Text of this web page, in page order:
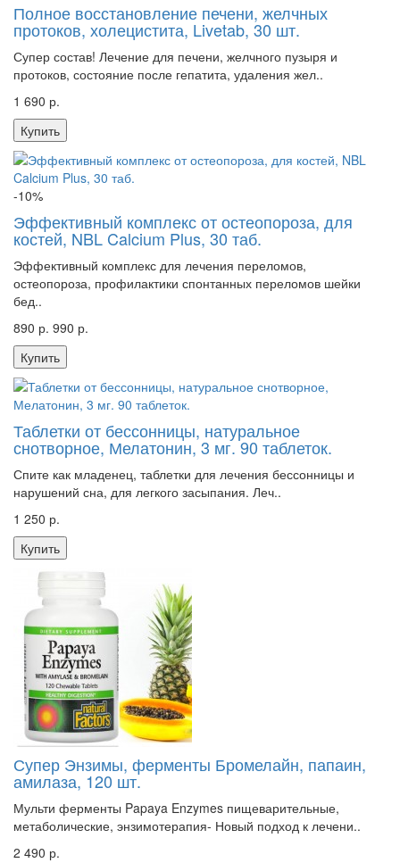
Полное восстановление печени, желчных
протоков, холецистита, Livetab, 30 шт.
Супер состав! Лечение для печени, желчного пузыря и
протоков, состояние после гепатита, удаления жел..
1 690 р.
Купить
-10%
Эффективный комплекс от остеопороза, для
костей, NBL Calcium Plus, 30 таб.
Эффективный комплекс для лечения переломов,
остеопороза, профилактики спонтанных переломов шейки
бед..
890 р. 990 р.
Купить
Таблетки от бессонницы, натуральное
снотворное, Мелатонин, 3 мг. 90 таблеток.
Спите как младенец, таблетки для лечения бессонницы и
нарушений сна, для легкого засыпания. Леч..
1 250 р.
Купить
Супер Энзимы, ферменты Бромелайн, папаин,
амилаза, 120 шт.
Мульти ферменты Papaya Enzymes пищеварительные,
метаболические, энзимотерапия- Новый подход к лечени..
2 490 р.